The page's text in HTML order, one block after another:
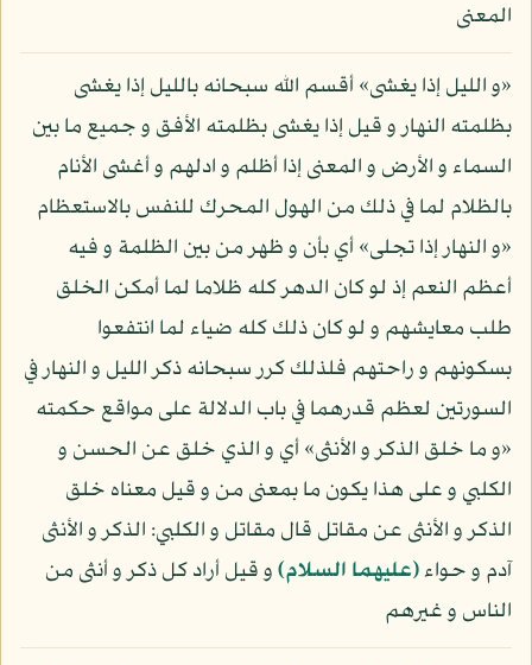
المعنى
«و الليل إذا يغشى» أقسم الله سبحانه بالليل إذا يغشى
بظلمته النهار و قيل إذا يغشى بظلمته الأفق و جميع ما بين
السماء و الأرض و المعنى إذا أظلم و ادلهم و أغشى الأنام
بالظلام لما في ذلك من الهول المحرك للنفس بالاستعظام
«و النهار إذا تجلى» أي بأن و ظهر من بين الظلمة و فيه
أعظم النعم إذ لو كان الدهر كله ظلاما لما أمكن الخلق
طلب معايشهم و لو كان ذلك كله ضياء لما انتفعوا
بسكونهم و راحتهم فلذلك كرر سبحانه ذكر الليل و النهار في
السورتين لعظم قدرهما في باب الدلالة على مواقع حكمته
«و ما خلق الذكر و الأنثى» أي و الذي خلق عن الحسن و
الكلبي و على هذا يكون ما بمعنى من و قيل معناه خلق
الذكر و الأنثى عن مقاتل قال مقاتل و الكلبي: الذكر و الأنثى
آدم و حواء(عليهما السلام)و قيل أراد كل ذكر و أنثى من
الناس و غيرهم